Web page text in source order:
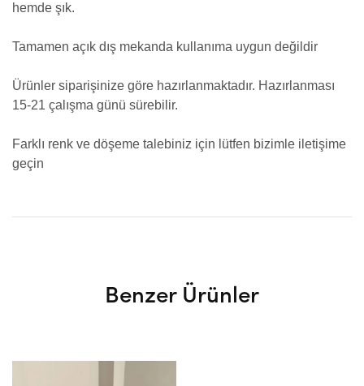
hemde şık.
Tamamen açık dış mekanda kullanıma uygun değildir
Ürünler siparişinize göre hazırlanmaktadır. Hazırlanması
15-21 çalışma günü sürebilir.
Farklı renk ve döşeme talebiniz için lütfen bizimle iletişime
geçin
Benzer Ürünler